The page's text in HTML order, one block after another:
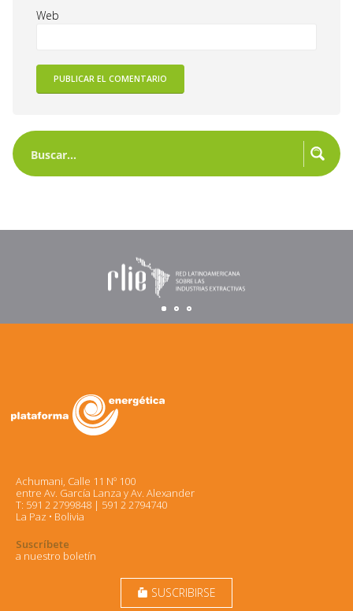
Web
Achumani, Calle 11 Nº 100
entre Av. García Lanza y Av. Alexander
T: 591 2 2799848 | 591 2 2794740
La Paz • Bolivia
Suscríbete
a nuestro boletín
markunread_mailbox SUSCRIBIRSE